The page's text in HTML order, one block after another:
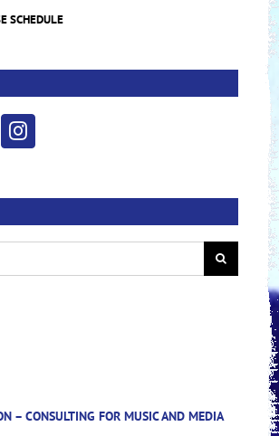
SCHEDULE
– CONSULTING FOR MUSIC AND MEDIA